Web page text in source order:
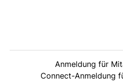
Anmeldung für
Connect-Anmeldung